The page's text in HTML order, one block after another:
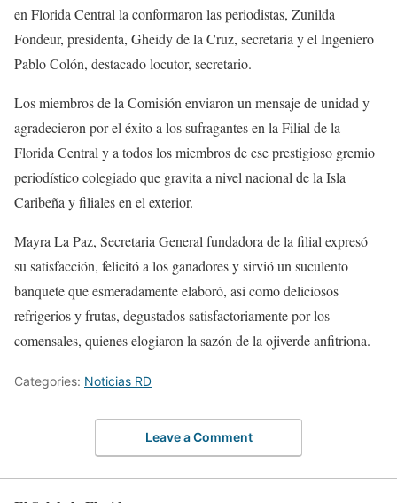
en Florida Central la conformaron las periodistas, Zunilda
Fondeur, presidenta, Gheidy de la Cruz, secretaria y el Ingeniero
Pablo Colón, destacado locutor, secretario.
Los miembros de la Comisión enviaron un mensaje de unidad y
agradecieron por el éxito a los sufragantes en la Filial de la
Florida Central y a todos los miembros de ese prestigioso gremio
periodístico colegiado que gravita a nivel nacional de la Isla
Caribeña y filiales en el exterior.
Mayra La Paz, Secretaria General fundadora de la filial expresó
su satisfacción, felicitó a los ganadores y sirvió un suculento
banquete que esmeradamente elaboró, así como deliciosos
refrigerios y frutas, degustados satisfactoriamente por los
comensales, quienes elogiaron la sazón de la ojiverde anfitriona.
Categories: Noticias RD
Leave a Comment